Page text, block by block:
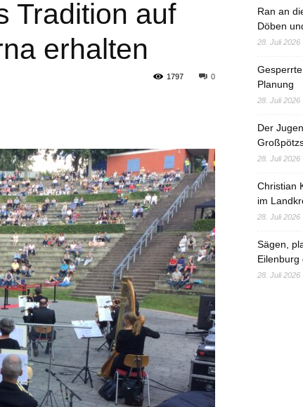
Tradition auf
erhalten
0
1797
Ran an
Döben
28. Juli 2026
Planung
28. Juli 2026
Der
28. Juli 2026
Christian
im
28. Juli 2026
Sägen,
Eilenburg
28. Juli 2026